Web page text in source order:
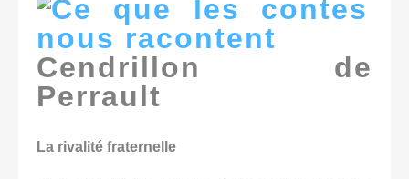
Cendrillon de
Perrault
La rivalité fraternelle